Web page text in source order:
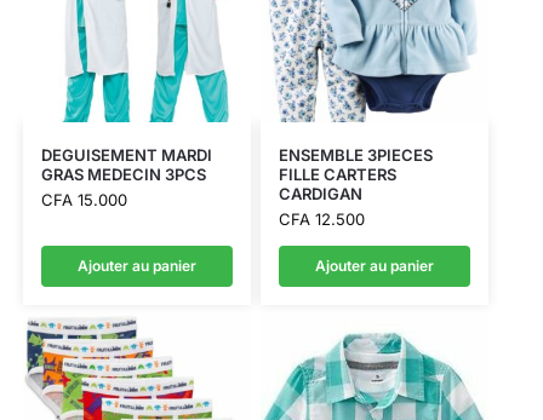
DEGUISEMENT MARDI
GRAS MEDECIN 3PCS
CFA15.000
Ajouter au panier
ENSEMBLE 3PIECES
FILLE CARTERS
CARDIGAN
CFA12.500
Ajouter au panier